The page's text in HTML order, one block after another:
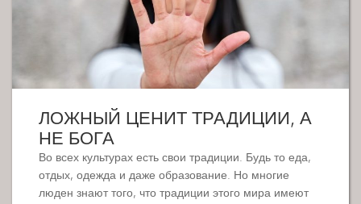
ЛОЖНЫЙ ЦЕНИТ ТРАДИЦИИ, А
НЕ БОГА
Во всех культурах есть свои традиции. Будь то еда,
отдых, одежда и даже образование. Но многие
люден знают того, что традиции этого мира имеют